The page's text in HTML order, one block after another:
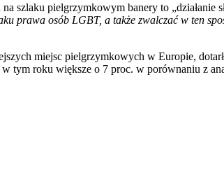
pielgrzymkowym banery to „działanie
prawa osób LGBT, a także zwalczać w ten
miejsc pielgrzymkowych w Europie,
tym roku większe o 7 proc. w porównaniu z